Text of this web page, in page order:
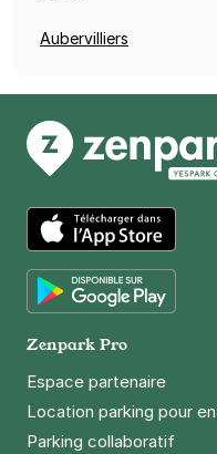
Aubervilliers
App Store
Zenpark Pro
Espace partenaire
Location parking pour
Parking collaboratif